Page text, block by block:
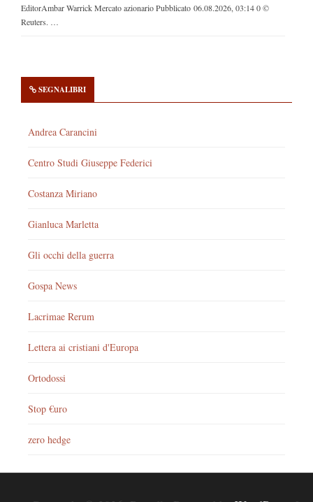
EditorAmbar Warrick Mercato azionario Pubblicato 06.08.2026, 03:14 0 ©
Reuters. …
SEGNALIBRI
Andrea Carancini
Centro Studi Giuseppe Federici
Costanza Miriano
Gianluca Marletta
Gli occhi della guerra
Gospa News
Lacrimae Rerum
Lettera ai cristiani d'Europa
Ortodossi
Stop €uro
zero hedge